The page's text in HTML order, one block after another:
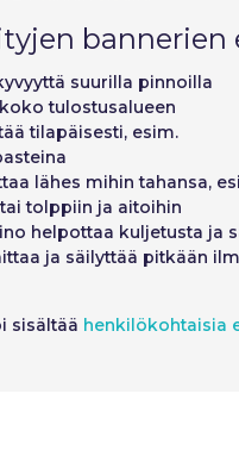
bannerien
suurilla pinnoilla
tulostusalueen
tilapäisesti, esim.
lähes mihin tahansa,
tolppiin ja aitoihin
helpottaa kuljetusta ja
ja säilyttää pitkään
sisältää henkilökohtaisia